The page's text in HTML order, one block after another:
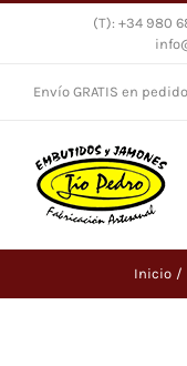
(T): +34 980
Envío GRATIS en
Inicio